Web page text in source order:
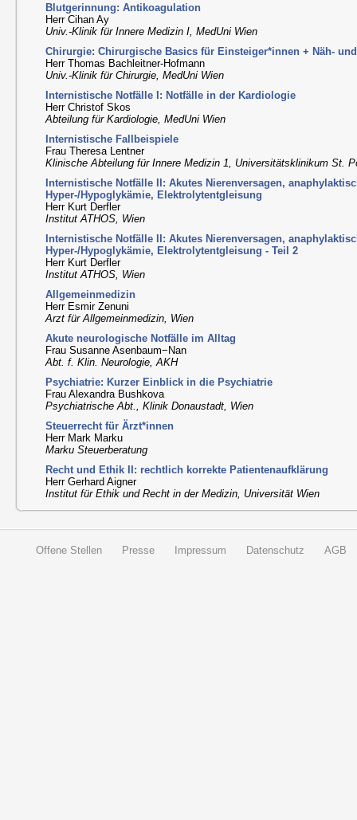
Blutgerinnung: Antikoagulation
Herr Cihan Ay
Univ.-Klinik für Innere Medizin I, MedUni Wien
Chirurgie: Chirurgische Basics für Einsteiger*innen + Näh-
Herr Thomas Bachleitner-Hofmann
Univ.-Klinik für Chirurgie, MedUni Wien
Internistische Notfälle I: Notfälle in der Kardiologie
Herr Christof Skos
Abteilung für Kardiologie, MedUni Wien
Internistische Fallbeispiele
Frau Theresa Lentner
Klinische Abteilung für Innere Medizin 1, Universitätsklinikum St.
Internistische Notfälle II: Akutes Nierenversagen,
Hyper-/Hypoglykämie, Elektrolytentgleisung
Herr Kurt Derfler
Institut ATHOS, Wien
Internistische Notfälle II: Akutes Nierenversagen,
Hyper-/Hypoglykämie, Elektrolytentgleisung - Teil 2
Herr Kurt Derfler
Institut ATHOS, Wien
Allgemeinmedizin
Herr Esmir Zenuni
Arzt für Allgemeinmedizin, Wien
Akute neurologische Notfälle im Alltag
Frau Susanne Asenbaum−Nan
Abt. f. Klin. Neurologie, AKH
Psychiatrie: Kurzer Einblick in die Psychiatrie
Frau Alexandra Bushkova
Psychiatrische Abt., Klinik Donaustadt, Wien
Steuerrecht für Ärzt*innen
Herr Mark Marku
Marku Steuerberatung
Recht und Ethik II: rechtlich korrekte Patientenaufklärung
Herr Gerhard Aigner
Institut für Ethik und Recht in der Medizin, Universität Wien
Offene Stellen Presse Impressum Datenschutz AGB